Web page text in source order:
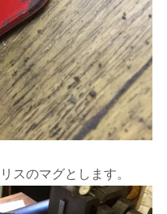
スのマグとします。